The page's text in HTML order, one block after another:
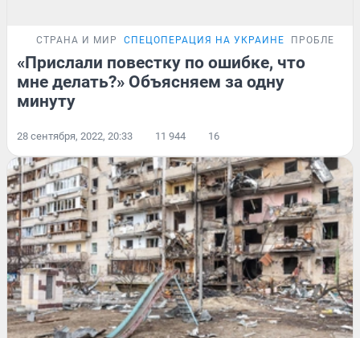
СТРАНА И МИР СПЕЦОПЕРАЦИЯ НА УКРАИНЕ ПРОБЛЕМА
«Прислали повестку по ошибке, что
мне делать?» Объясняем за одну
минуту
28 сентября, 2022, 20:33 11 944 16